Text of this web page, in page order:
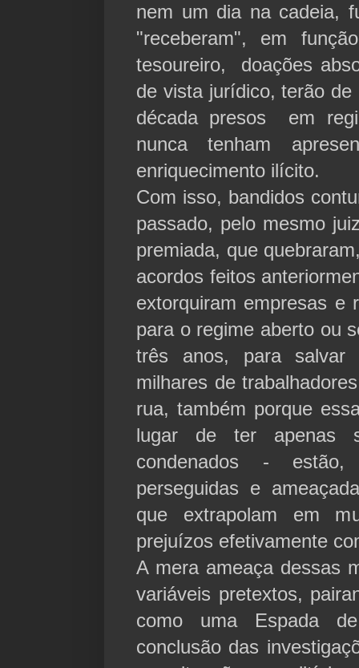
nem um dia na cadeia,
"receberam", em
tesoureiro, doações
de vista jurídico, terão
década presos em
nunca tenham
enriquecimento ilícito.
Com isso, bandidos
passado, pelo mesmo
premiada, que
acordos feitos
extorquiram empresas e
para o regime aberto ou
três anos, para salvar
milhares de
rua, também porque
lugar de ter apenas
condenados -
perseguidas e
que extrapolam em
prejuízos efetivamente
A mera ameaça dessas
variáveis pretextos,
como uma Espada
conclusão das